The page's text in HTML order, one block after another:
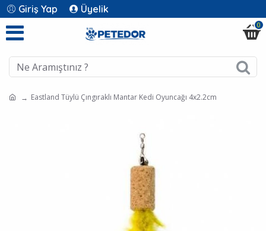
Giriş Yap Üyelik
0
Eastland Tüylü Çıngıraklı Mantar Kedi Oyuncağı 4x2.2cm